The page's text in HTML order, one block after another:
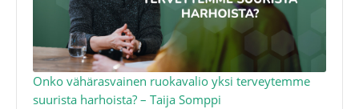
Onko vähärasvainen ruokavalio yksi terveytemme
suurista harhoista? – Taija Somppi